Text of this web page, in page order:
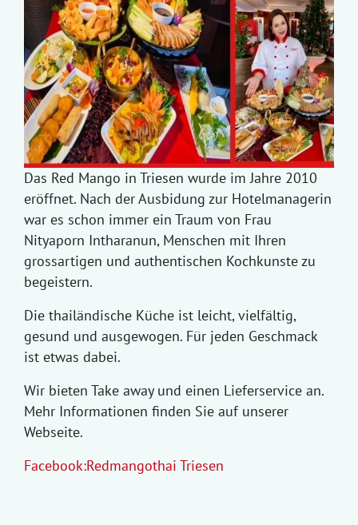
Das Red Mango in Triesen wurde im Jahre 2010
eröffnet. Nach der Ausbidung zur Hotelmanagerin
war es schon immer ein Traum von Frau
Nityaporn Intharanun, Menschen mit Ihren
grossartigen und authentischen Kochkunste zu
begeistern.
Die thailändische Küche ist leicht, vielfältig,
gesund und ausgewogen. Für jeden Geschmack
ist etwas dabei.
Wir bieten Take away und einen Lieferservice an.
Mehr Informationen finden Sie auf unserer
Webseite.
Facebook:Redmangothai Triesen